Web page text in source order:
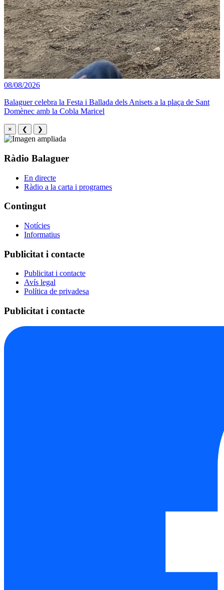
08/08/2026
Balaguer celebra la Festa i Ballada dels Anisets a la plaça de Sant
Domènec amb la Cobla Maricel
× ❮ ❯
Ràdio Balaguer
En directe
Ràdio a la carta i programes
Contingut
Notícies
Informatius
Publicitat i contacte
Publicitat i contacte
Avís legal
Política de privadesa
Publicitat i contacte